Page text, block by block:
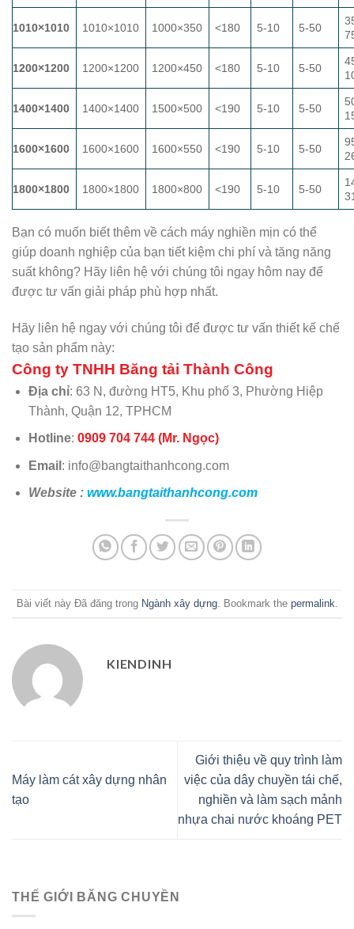
1010×1010 1010×1010 1000×350 <180 5-10 5-50
1200×1200 1200×1200 1200×450 <180 5-10 5-50
1400×1400 1400×1400 1500×500 <190 5-10 5-50
1600×1600 1600×1600 1600×550 <190 5-10 5-50
1800×1800 1800×1800 1800×800 <190 5-10 5-50
Bạn có muốn biết thêm về cách máy nghiền mịn có thể
giúp doanh nghiệp của bạn tiết kiệm chi phí và tăng năng
suất không? Hãy liên hệ với chúng tôi ngay hôm nay để
được tư vấn giải pháp phù hợp nhất.
Hãy liên hệ ngay với chúng tôi để được tư vấn thiết kế chế
tạo sản phẩm này:
Công ty TNHH Băng tải Thành Công
Địa chỉ: 63 N, đường HT5, Khu phố 3, Phường Hiệp
Thành, Quận 12, TPHCM
Hotline: 0909 704 744 (Mr. Ngọc)
Email : info@bangtaithanhcong.com
Website : www.bangtaithanhcong.com
Bài viết này Đã đăng trong Ngành xây dựng. Bookmark the permalink
KIENDINH
Máy làm cát xây dựng nhân
tạo
Giới thiệu về quy trình làm
việc của dây chuyền tái chế,
nghiền và làm sạch mảnh
nhựa chai nước khoáng PET
THẾ GIỚI BĂNG CHUYỀN